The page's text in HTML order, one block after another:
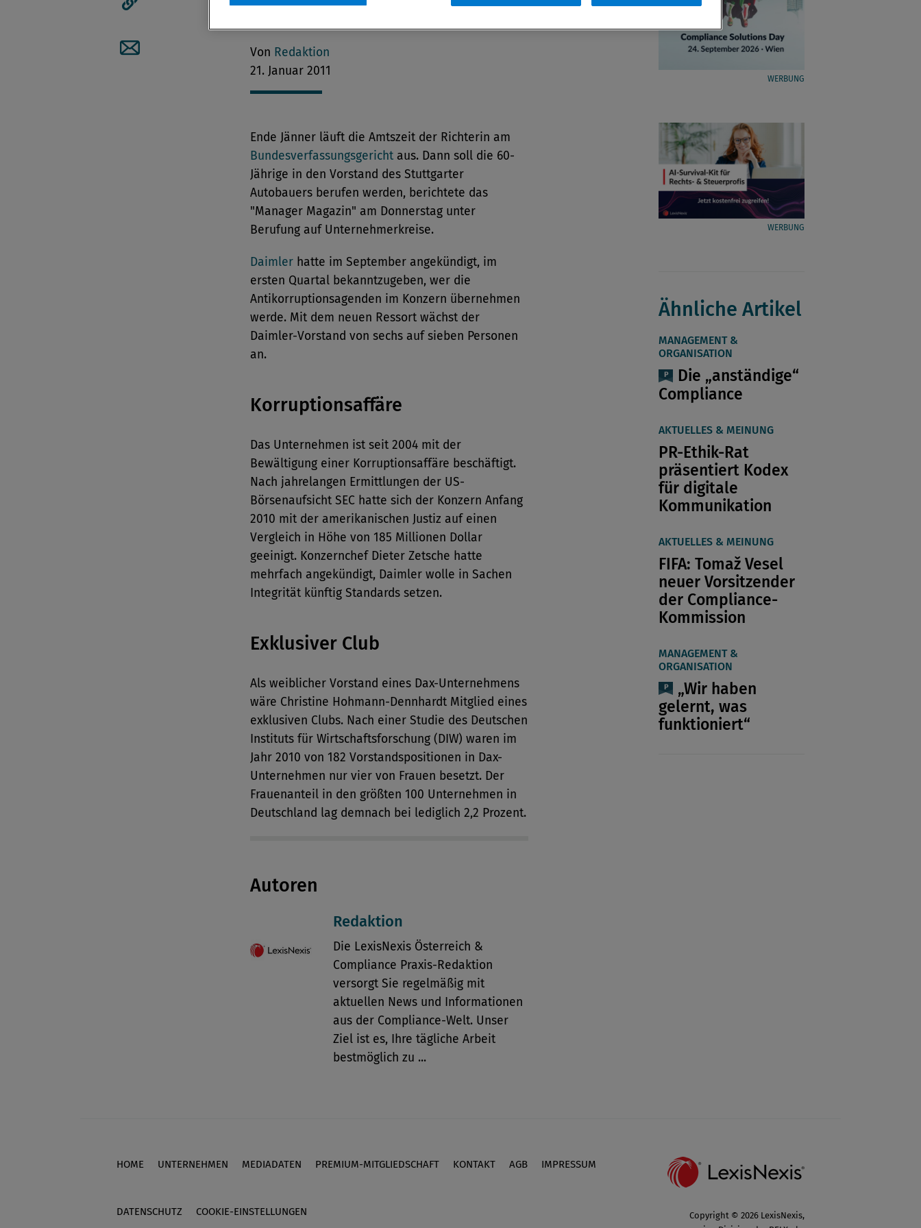
Artikellink kopieren
Artikel per Mail teilen
Von Redaktion
21. Januar 2011
Ende Jänner läuft die Amtszeit der Richterin am
Bundesverfassungsgericht aus. Dann soll die 60-
Jährige in den Vorstand des Stuttgarter
Autobauers berufen werden, berichtete das
"Manager Magazin" am Donnerstag unter
Berufung auf Unternehmerkreise.
Daimler hatte im September angekündigt, im
ersten Quartal bekanntzugeben, wer die
Antikorruptionsagenden im Konzern übernehmen
werde. Mit dem neuen Ressort wächst der
Daimler-Vorstand von sechs auf sieben Personen
an.
Korruptionsaffäre
Das Unternehmen ist seit 2004 mit der
Bewältigung einer Korruptionsaffäre beschäftigt.
Nach jahrelangen Ermittlungen der US-
Börsenaufsicht SEC hatte sich der Konzern Anfang
2010 mit der amerikanischen Justiz auf einen
Vergleich in Höhe von 185 Millionen Dollar
geeinigt. Konzernchef Dieter Zetsche hatte
mehrfach angekündigt, Daimler wolle in Sachen
Integrität künftig Standards setzen.
Exklusiver Club
Als weiblicher Vorstand eines Dax-Unternehmens
wäre Christine Hohmann-Dennhardt Mitglied eines
exklusiven Clubs. Nach einer Studie des Deutschen
Instituts für Wirtschaftsforschung (DIW) waren im
Jahr 2010 von 182 Vorstandspositionen in Dax-
Unternehmen nur vier von Frauen besetzt. Der
Frauenanteil in den größten 100 Unternehmen in
Deutschland lag demnach bei lediglich 2,2 Prozent.
Autoren
Redaktion
Die LexisNexis Österreich &
Compliance Praxis-Redaktion
versorgt Sie regelmäßig mit
aktuellen News und Informationen
aus der Compliance-Welt. Unser
Ziel ist es, Ihre tägliche Arbeit
bestmöglich zu ...
WERBUNG
WERBUNG
Ähnliche Artikel
MANAGEMENT &
ORGANISATION
Die „anständige“
Compliance
AKTUELLES & MEINUNG
PR-Ethik-Rat
präsentiert Kodex
für digitale
Kommunikation
AKTUELLES & MEINUNG
FIFA: Tomaž Vesel
neuer Vorsitzender
der Compliance-
Kommission
MANAGEMENT &
ORGANISATION
„Wir haben
gelernt, was
funktioniert“
Footer
HOME UNTERNEHMEN MEDIADATEN PREMIUM-MITGLIEDSCHAFT KONTAKT AGB IMPRESSUM
DATENSCHUTZ COOKIE-EINSTELLUNGEN
Copyright © 2026 LexisNexis,